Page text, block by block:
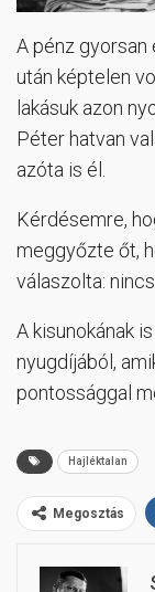
A pénz
után képtelen
lakásuk azon
Péter hatvan
azóta is él.
Kérdésemre,
meggyőzte őt,
válaszolta:
A kisunokának
nyugdíjából,
pontossággal
Hajléktalan
Megosztás